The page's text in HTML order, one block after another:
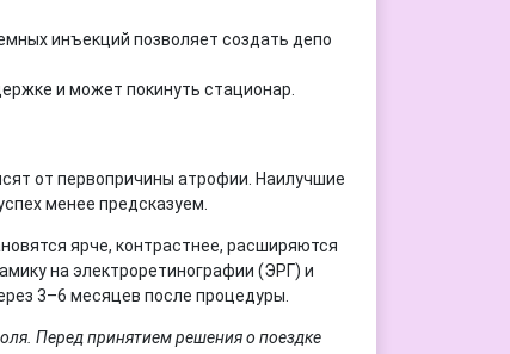
инъекций позволяет создать депо
и может покинуть стационар.
от первопричины атрофии. Наилучшие
менее предсказуем.
ярче, контрастнее, расширяются
на электроретинографии (ЭРГ) и
3–6 месяцев после процедуры.
Перед принятием решения о поездке